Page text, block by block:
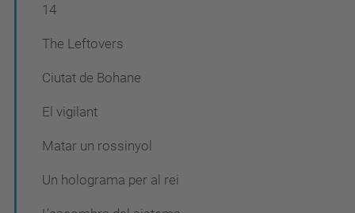
14
The Leftovers
Ciutat de Bohane
El vigilant
Matar un rossinyol
Un holograma per al rei